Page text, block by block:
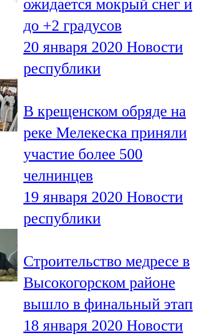
ожидается мокрый снег и
до +2 градусов
20 января 2020 Новости
республики
В крещенском обряде на
реке Мелекеска приняли
участие более 500
челнинцев
19 января 2020 Новости
республики
Строительство медресе в
Высокогорском районе
вышло в финальный этап
18 января 2020 Новости